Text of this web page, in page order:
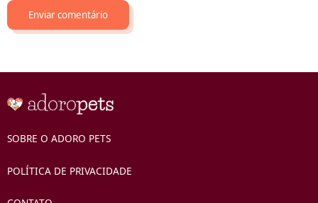
SOBRE O ADORO PETS
POLÍTICA DE PRIVACIDADE